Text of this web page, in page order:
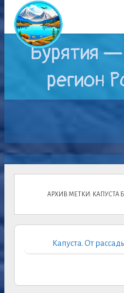
Бурятия
регион
АРХИВ МЕТКИ: КАПУСТА
Капуста. От